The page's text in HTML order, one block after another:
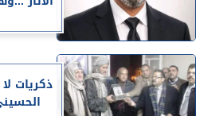
ذكريات